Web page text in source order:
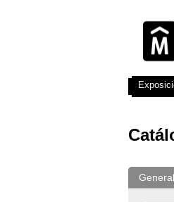
General